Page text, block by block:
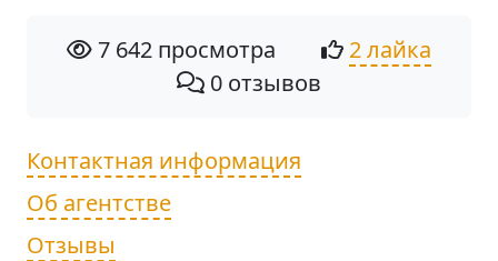
7 642 просмотра
2 лайка
0 отзывов
Контактная информация
Об агентстве
Отзывы